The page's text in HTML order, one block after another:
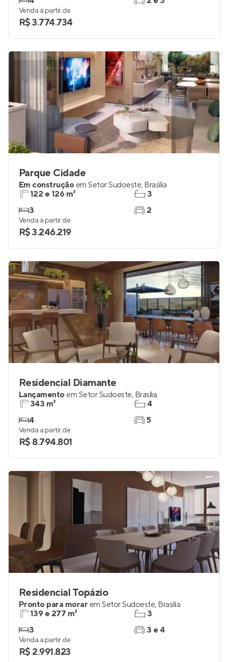
Venda a partir de
R$ 3.774.734
Parque Cidade
Em construção em Setor Sudoeste, Brasília
122 e 126 m²
3
3
2
Venda a partir de
R$ 3.246.219
Residencial Diamante
Lançamento em Setor Sudoeste, Brasília
343 m²
4
4
5
Venda a partir de
R$ 8.794.801
Residencial Topázio
Pronto para morar em Setor Sudoeste, Brasília
139 e 277 m²
3
3
3 e 4
Venda a partir de
R$ 2.991.823